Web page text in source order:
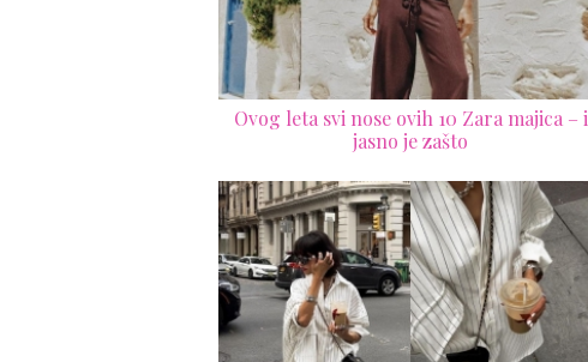
Ovog leta svi nose ovih 10 Zara majica – i
jasno je zašto